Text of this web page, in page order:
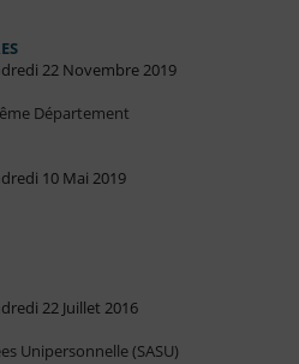
22 Novembre 2019
Département
10 Mai 2019
22 Juillet 2016
Unipersonnelle (SASU)